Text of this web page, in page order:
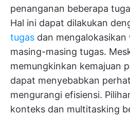
penanganan beberapa
Hal ini dapat dilakukan
tugas dan
masing-masing tugas.
memungkinkan kemajuan
dapat menyebabkan
mengurangi efisiensi.
konteks dan multitasking